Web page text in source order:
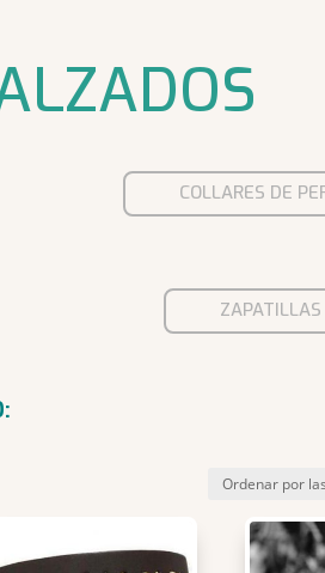
COLLARES DE
ZAPATILLAS